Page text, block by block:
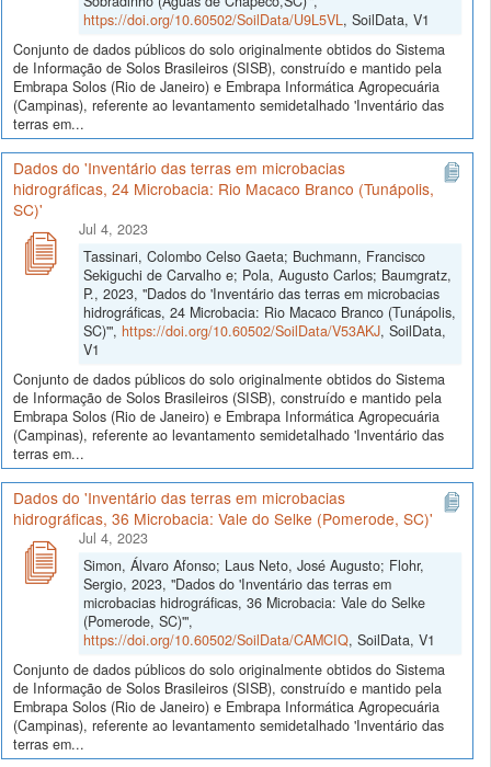
https://doi.org/10.60502/SoilData/U9L5VL, SoilData, V1
Conjunto de dados públicos do solo originalmente obtidos do Sistema
de Informação de Solos Brasileiros (SISB), construído e mantido pela
Embrapa Solos (Rio de Janeiro) e Embrapa Informática Agropecuária
(Campinas), referente ao levantamento semidetalhado 'Inventário das
terras em...
Dados do 'Inventário das terras em microbacias
hidrográficas, 24 Microbacia: Rio Macaco Branco (Tunápolis,
SC)'
Jul 4, 2023
Tassinari, Colombo Celso Gaeta; Buchmann, Francisco
Sekiguchi de Carvalho e; Pola, Augusto Carlos; Baumgratz,
P., 2023, "Dados do 'Inventário das terras em microbacias
hidrográficas, 24 Microbacia: Rio Macaco Branco (Tunápolis,
SC)'", https://doi.org/10.60502/SoilData/V53AKJ, SoilData,
V1
Conjunto de dados públicos do solo originalmente obtidos do Sistema
de Informação de Solos Brasileiros (SISB), construído e mantido pela
Embrapa Solos (Rio de Janeiro) e Embrapa Informática Agropecuária
(Campinas), referente ao levantamento semidetalhado 'Inventário das
terras em...
Dados do 'Inventário das terras em microbacias
hidrográficas, 36 Microbacia: Vale do Selke (Pomerode, SC)'
Jul 4, 2023
Simon, Álvaro Afonso; Laus Neto, José Augusto; Flohr,
Sergio, 2023, "Dados do 'Inventário das terras em
microbacias hidrográficas, 36 Microbacia: Vale do Selke
(Pomerode, SC)'",
https://doi.org/10.60502/SoilData/CAMCIQ, SoilData, V1
Conjunto de dados públicos do solo originalmente obtidos do Sistema
de Informação de Solos Brasileiros (SISB), construído e mantido pela
Embrapa Solos (Rio de Janeiro) e Embrapa Informática Agropecuária
(Campinas), referente ao levantamento semidetalhado 'Inventário das
terras em...